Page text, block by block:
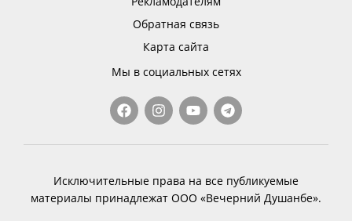
Обратная связь
Карта сайта
Мы в социальных сетях
Исключительные права на все публикуемые
материалы принадлежат ООО «Вечерний Душанбе».